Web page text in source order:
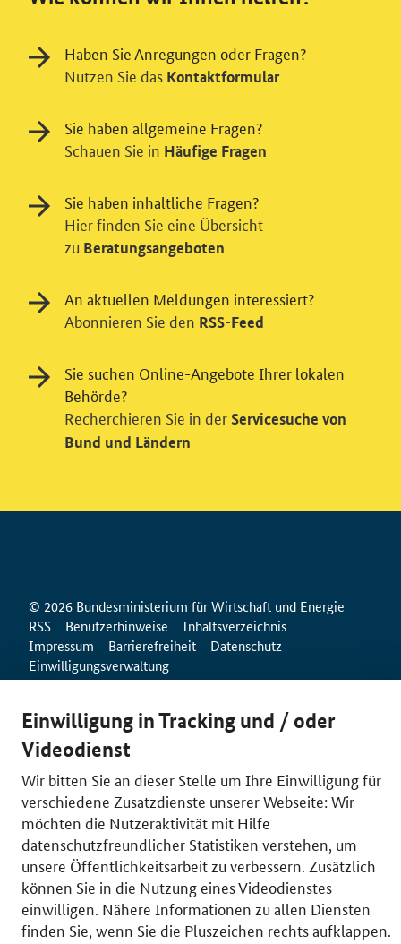
© 2026 Bundesministerium für Wirtschaft und Energie
RSS
Benutzerhinweise
Inhaltsverzeichnis
Impressum
Barrierefreiheit
Datenschutz
Einwilligungsverwaltung
Einwilligung in Tracking und / oder
Videodienst
Wir bitten Sie an dieser Stelle um Ihre Einwilligung für
verschiedene Zusatzdienste unserer Webseite: Wir
möchten die Nutzeraktivität mit Hilfe
datenschutzfreundlicher Statistiken verstehen, um
unsere Öffentlichkeitsarbeit zu verbessern. Zusätzlich
können Sie in die Nutzung eines Videodienstes
einwilligen. Nähere Informationen zu allen Diensten
finden Sie, wenn Sie die Pluszeichen rechts aufklappen.
Haben Sie Anregungen oder Fragen?
Nutzen Sie das Kontaktformular
Sie haben allgemeine Fragen?
Schauen Sie in Häufige Fragen
Sie haben inhaltliche Fragen?
Hier finden Sie eine Übersicht
zu Beratungsangeboten
An aktuellen Meldungen interessiert?
Abonnieren Sie den RSS-Feed
Sie suchen Online-Angebote Ihrer lokalen
Behörde?
Recherchieren Sie in der Servicesuche von
Bund und Ländern